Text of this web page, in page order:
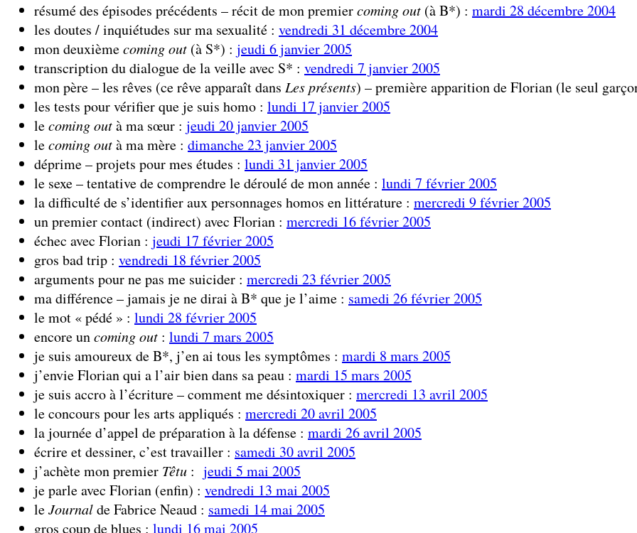
résumé des épisodes précédents – récit de mon premiercoming out (à B*) : mardi 28 décembre 2004
les doutes / inquiétudes sur ma sexualité : vendredi 31 décembre 2004
mon deuxièmecoming out (à S*) : jeudi 6 janvier 2005
transcription du dialogue de la veille avec S* : vendredi 7 janvier 2005
mon père – les rêves (ce rêve apparaît dans Les présents) – première apparition de Florian (le seul
les tests pour vérifier que je suis homo : lundi 17 janvier 2005
lecoming outà ma sœur : jeudi 20 janvier 2005
lecoming outà ma mère : dimanche 23 janvier 2005
déprime – projets pour mes études : lundi 31 janvier 2005
le sexe – tentative de comprendre le déroulé de mon année : lundi 7 février 2005
la difficulté de s’identifier aux personnages homos en littérature : mercredi 9 février 2005
un premier contact (indirect) avec Florian : mercredi 16 février 2005
échec avec Florian : jeudi 17 février 2005
gros bad trip : vendredi 18 février 2005
arguments pour ne pas me suicider : mercredi 23 février 2005
ma différence – jamais je ne dirai à B* que je l’aime : samedi 26 février 2005
le mot « pédé » : lundi 28 février 2005
encore uncoming out : lundi 7 mars 2005
je suis amoureux de B*, j’en ai tous les symptômes : mardi 8 mars 2005
j’envie Florian qui a l’air bien dans sa peau : mardi 15 mars 2005
je suis accro à l’écriture – comment me désintoxiquer : mercredi 13 avril 2005
le concours pour les arts appliqués : mercredi 20 avril 2005
la journée d’appel de préparation à la défense : mardi 26 avril 2005
écrire et dessiner, c’est travailler : samedi 30 avril 2005
j’achète mon premier Têtu : jeudi 5 mai 2005
je parle avec Florian (enfin) : vendredi 13 mai 2005
leJournalde Fabrice Neaud : samedi 14 mai 2005
gros coup de blues : lundi 16 mai 2005